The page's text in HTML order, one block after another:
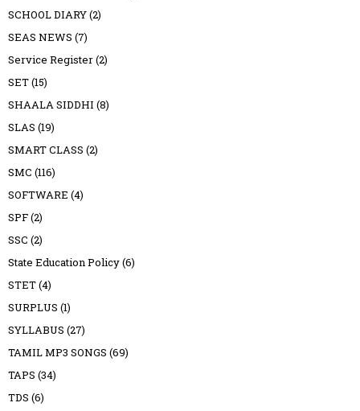
SCHOOL DIARY(2)
SEAS NEWS (7)
Service Register(2)
SET(15)
SHAALA SIDDHI (8)
SLAS (19)
SMART CLASS (2)
SMC (116)
SOFTWARE (4)
SPF(2)
SSC (2)
State Education Policy(6)
STET(4)
SURPLUS (1)
SYLLABUS (27)
TAMIL MP3 SONGS (69)
TAPS (34)
TDS (6)